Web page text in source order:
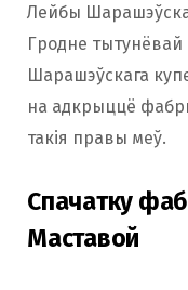
Лейбы
Гродне тытунёвай
Шарашэўскага
на адкрыццё
такія правы меў.
Спачатку
Маставой